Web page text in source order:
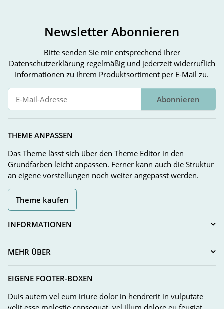
Newsletter Abonnieren
Bitte senden Sie mir entsprechend Ihrer
Datenschutzerklärungregelmäßig und jederzeit widerruflich
Informationen zu Ihrem Produktsortiment per E-Mail zu.
Abonnieren
THEME ANPASSEN
Das Theme lässt sich über den Theme Editor in den
Grundfarben leicht anpassen. Ferner kann auch die Struktur
an eigene vorstellungen noch weiter angepasst werden.
Theme kaufen
INFORMATIONEN
MEHR ÜBER
EIGENE FOOTER-BOXEN
Duis autem vel eum iriure dolor in hendrerit in vulputate